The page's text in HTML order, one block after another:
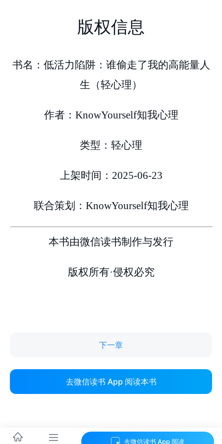
下一章
去微信读书 App 阅读本书
去微信读书 App 阅读